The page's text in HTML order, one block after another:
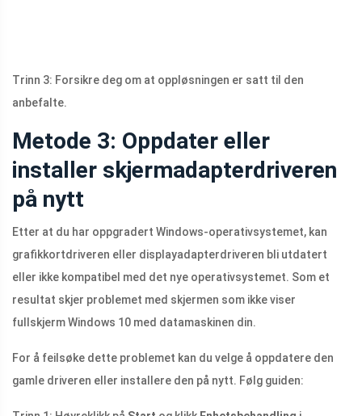
Trinn 3: Forsikre deg om at oppløsningen er satt til den
anbefalte.
Metode 3: Oppdater eller
installer skjermadapterdriveren
på nytt
Etter at du har oppgradert Windows-operativsystemet, kan
grafikkortdriveren eller displayadapterdriveren bli utdatert
eller ikke kompatibel med det nye operativsystemet. Som et
resultat skjer problemet med skjermen som ikke viser
fullskjerm Windows 10 med datamaskinen din.
For å feilsøke dette problemet kan du velge å oppdatere den
gamle driveren eller installere den på nytt. Følg guiden: